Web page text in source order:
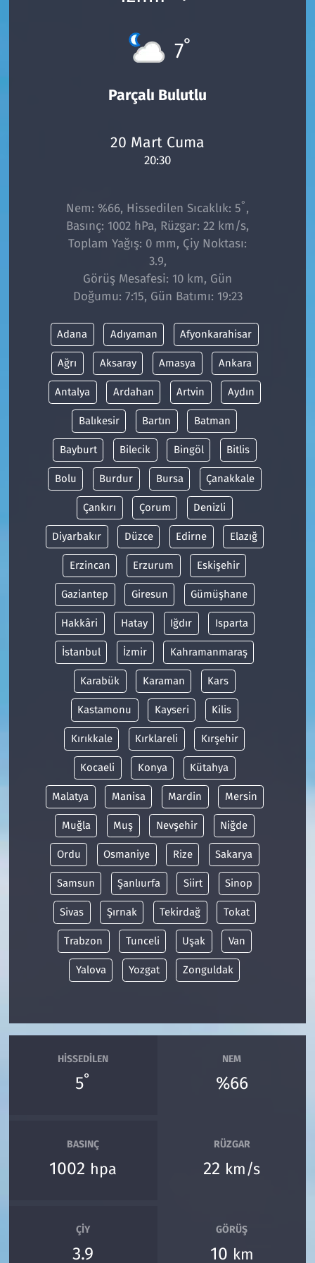
7°
Parçalı Bulutlu
20 Mart Cuma
20:30
Nem: %66, Hissedilen Sıcaklık: 5° ,
Basınç: 1002 hPa, Rüzgar: 22 km/s,
Toplam Yağış: 0 mm, Çiy Noktası:
3.9,
Görüş Mesafesi: 10 km, Gün
Doğumu: 7:15, Gün Batımı: 19:23
Adana Adıyaman Afyonkarahisar
Ağrı Aksaray Amasya Ankara
Antalya Ardahan Artvin Aydın
Balıkesir Bartın Batman
Bayburt Bilecik Bingöl Bitlis
Bolu Burdur Bursa Çanakkale
Çankırı Çorum Denizli
Diyarbakır Düzce Edirne Elazığ
Erzincan Erzurum Eskişehir
Gaziantep Giresun Gümüşhane
Hakkâri Hatay Iğdır Isparta
İstanbul İzmir Kahramanmaraş
Karabük Karaman Kars
Kastamonu Kayseri Kilis
Kırıkkale Kırklareli Kırşehir
Kocaeli Konya Kütahya
Malatya Manisa Mardin Mersin
Muğla Muş Nevşehir Niğde
Ordu Osmaniye Rize Sakarya
Samsun Şanlıurfa Siirt Sinop
Sivas Şırnak Tekirdağ Tokat
Trabzon Tunceli Uşak Van
Yalova Yozgat Zonguldak
HISSEDILEN
5°
NEM
%66
BASINÇ
1002 hpa
RÜZGAR
22 km/s
ÇIY
3.9
GÖRÜŞ
10 km